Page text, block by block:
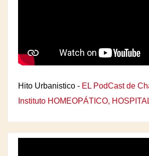
Hito Urbanistico - EL PodCast de
Instituto HOMEOPÁTICO,